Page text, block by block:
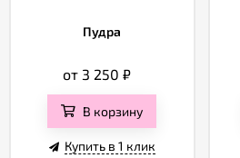
Пудра
от 3 250 ₽
В корзину
Купить в 1 клик